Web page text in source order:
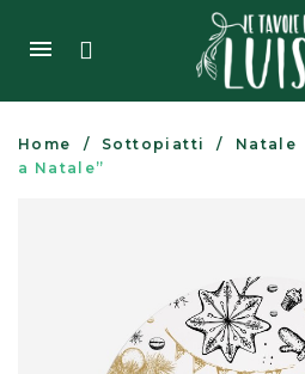
Home Sottopiatti Natale
a Natale”